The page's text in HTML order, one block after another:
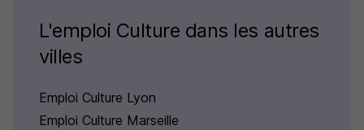
L'emploi Culture dans les autres
villes
Emploi Culture Lyon
Emploi Culture Marseille